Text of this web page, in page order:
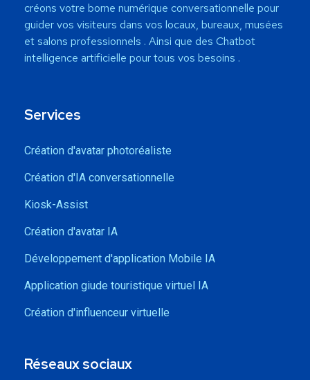
créons votre borne numérique conversationnelle pour
guider vos visiteurs dans vos locaux, bureaux, musées
et salons professionnels . Ainsi que des Chatbot
intelligence artificielle pour tous vos besoins .
Services
Création d'avatar photoréaliste
Création d'IA conversationnelle
Kiosk-Assist
Création d'avatar IA
Développement d'application Mobile IA
Application giude touristique virtuel IA
Création d'influenceur virtuelle
Réseaux sociaux